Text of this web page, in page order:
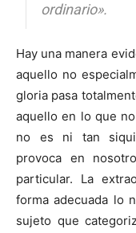
ordinario».
Hay una manera
aquello no
gloria pasa
aquello en lo que
no es ni tan
provoca en
particular. La
forma adecuada lo
sujeto que